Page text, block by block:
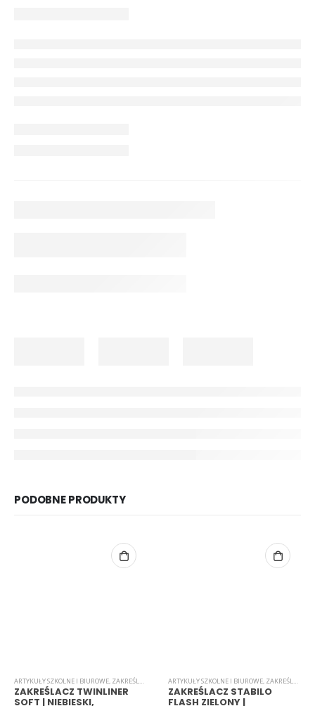
PODOBNE PRODUKTY
ARTYKUŁY SZKOLNE I BIUROWE, ZAKREŚLACZE
ZAKREŚLACZ TWINLINER
SOFT | NIEBIESKI,
ARTYKUŁY SZKOLNE I BIUROWE, ZAKREŚLACZE
ZAKREŚLACZ STABILO
FLASH ZIELONY |